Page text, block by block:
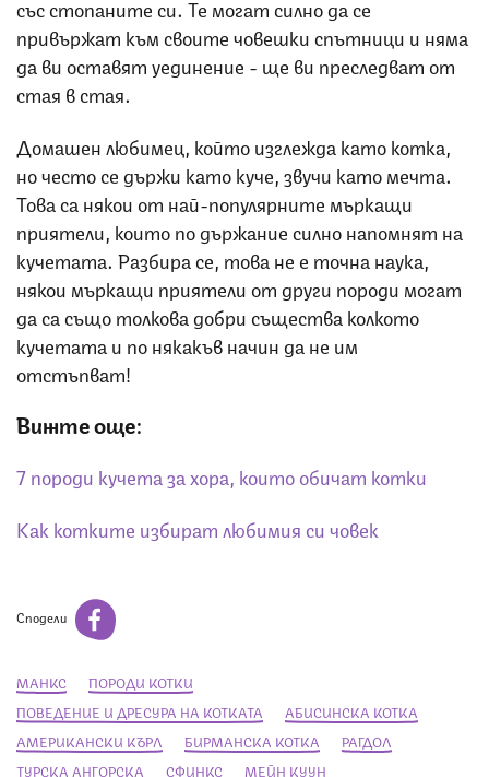
със стопаните си. Те могат силно да се
привържат към своите човешки спътници и няма
да ви оставят уединение - ще ви преследват от
стая в стая.
Домашен любимец, който изглежда като котка,
но често се държи като куче, звучи като мечта.
Това са някои от най-популярните мъркащи
приятели, които по държание силно напомнят на
кучетата. Разбира се, това не е точна наука,
някои мъркащи приятели от други породи могат
да са също толкова добри същества колкото
кучетата и по някакъв начин да не им
отстъпват!
Вижте още:
7 породи кучета за хора, които обичат котки
Как котките избират любимия си човек
Сподели
МАНКС
ПОРОДИ КОТКИ
ПОВЕДЕНИЕ И ДРЕСУРА НА КОТКАТА
АБИСИНСКА КОТКА
АМЕРИКАНСКИ КЪРЛ
БИРМАНСКА КОТКА
РАГДОЛ
ТУРСКА АНГОРСКА
СФИНКС МЕЙН КУУН